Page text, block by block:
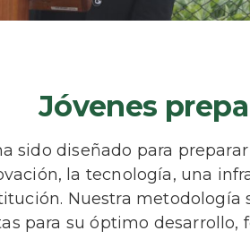
Jóvenes
sido diseñado para
la tecnología, una
Nuestra
para su óptimo